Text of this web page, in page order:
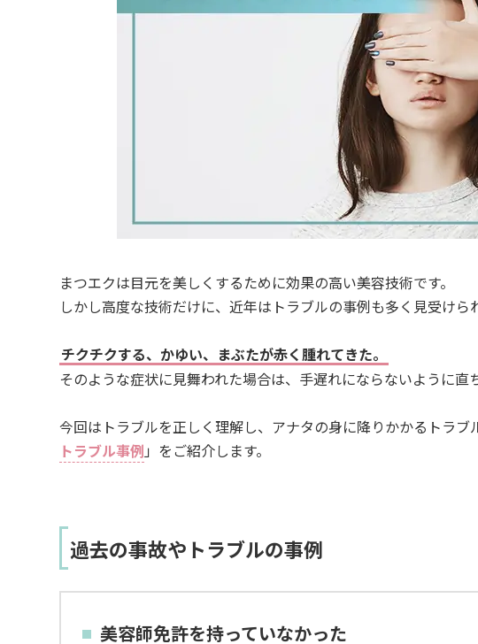
まつエクは目元を美しくするために効果の高い美容技術です。
しかし高度な技術だけに、近年はトラブルの事例も多く見受けら
チクチクする、かゆい、まぶたが赤く腫れてきた。
そのような症状に見舞われた場合は、手遅れにならないように直
今回はトラブルを正しく理解し、アナタの身に降りかかるトラ
トラブル事例 」をご紹介します。
過去の事故やトラブルの事例
美容師免許を持っていなかった